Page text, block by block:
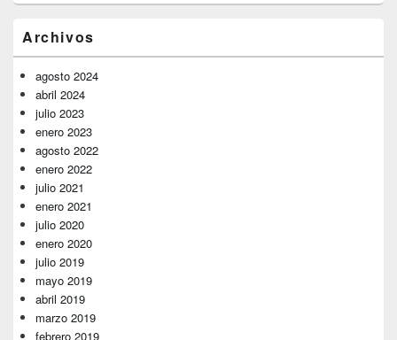
widget
lateral
primaria
Archivos
agosto 2024
abril 2024
julio 2023
enero 2023
agosto 2022
enero 2022
julio 2021
enero 2021
julio 2020
enero 2020
julio 2019
mayo 2019
abril 2019
marzo 2019
febrero 2019